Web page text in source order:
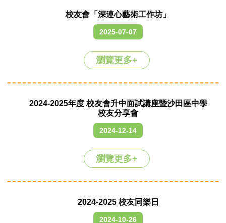
校友會「深連心藝術工作坊」
2025-07-07
瀏覽更多+
2024-2025年度 校友會升中面試講座暨沙田區中學
校友分享會
2024-12-14
瀏覽更多+
2024-2025 校友同樂日
2024-10-26